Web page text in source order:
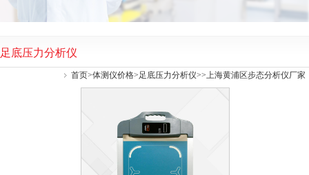
足底压力分析仪
首页>体测仪价格>足底压力分析仪>>上海黄浦区步态分析仪厂家